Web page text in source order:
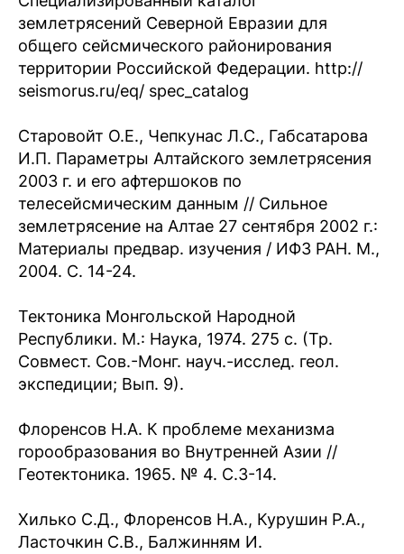
землетрясений Северной Евразии для
общего сейсмического районирования
территории Российской Федерации. http://
seismorus.ru/eq/ spec_catalog
Старовойт О.Е., Чепкунас Л.С., Габсатарова
И.П. Параметры Алтайского землетрясения
2003 г. и его афтершоков по
телесейсмическим данным // Сильное
землетрясение на Алтае 27 сентября 2002 г.:
Материалы предвар. изучения / ИФЗ РАН. М.,
2004. С. 14-24.
Тектоника Монгольской Народной
Республики. М.: Наука, 1974. 275 с. (Тр.
Совмест. Сов.-Монг. науч.-исслед. геол.
экспедиции; Вып. 9).
Флоренсов Н.А. К проблеме механизма
горообразования во Внутренней Азии //
Геотектоника. 1965. № 4. С.3-14.
Хилько С.Д., Флоренсов Н.А., Курушин Р.А.,
Ласточкин С.В., Балжинням И.